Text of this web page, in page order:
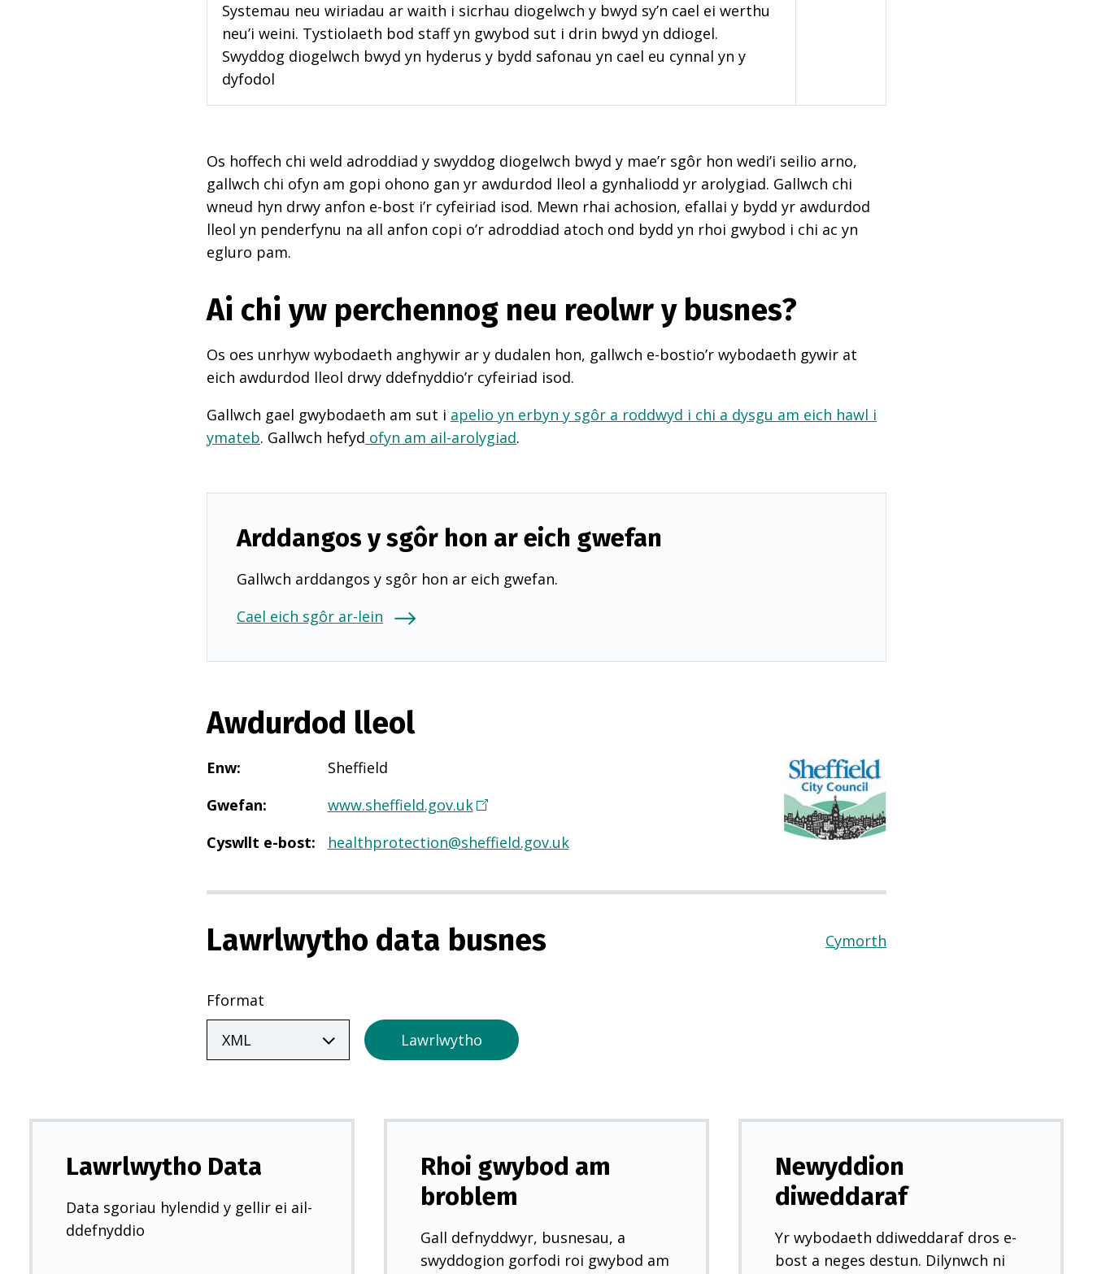
Systemau neu wiriadau ar waith i sicrhau diogelwch y bwyd sy’n cael ei werthu
neu’i weini. Tystiolaeth bod staff yn gwybod sut i drin bwyd yn ddiogel.
Swyddog diogelwch bwyd yn hyderus y bydd safonau yn cael eu cynnal yn y
dyfodol
Os hoffech chi weld adroddiad y swyddog diogelwch bwyd y mae’r sgôr hon wedi’i seilio arno,
gallwch chi ofyn am gopi ohono gan yr awdurdod lleol a gynhaliodd yr arolygiad. Gallwch chi
wneud hyn drwy anfon e-bost i’r cyfeiriad isod. Mewn rhai achosion, efallai y bydd yr awdurdod
lleol yn penderfynu na all anfon copi o’r adroddiad atoch ond bydd yn rhoi gwybod i chi ac yn
egluro pam.
Ai chi yw perchennog neu reolwr y busnes?
Os oes unrhyw wybodaeth anghywir ar y dudalen hon, gallwch e-bostio’r wybodaeth gywir at
eich awdurdod lleol drwy ddefnyddio’r cyfeiriad isod.
Gallwch gael gwybodaeth am sut i apelio yn erbyn y sgôr a roddwyd i chi a dysgu am eich hawl i
ymateb. Gallwch hefyd ofyn am ail-arolygiad.
Arddangos y sgôr hon ar eich gwefan
Gallwch arddangos y sgôr hon ar eich gwefan.
Cael eich sgôr ar-lein
Awdurdod lleol
Enw:
Sheffield
Gwefan: www.sheffield.gov.uk(
n
g
r
n
w
y
d
)
Cyswllt e-bost: healthprotection@sheffield.gov.uk
Lawrlwytho data busnes Cymorth
Fformat
Lawrlwytho
Lawrlwytho Data
Data sgoriau hylendid y gellir ei ail-
ddefnyddio
Rhoi gwybod am
broblem
Gall defnyddwyr, busnesau, a
swyddogion gorfodi roi gwybod am
Newyddion
diweddaraf
Yr wybodaeth ddiweddaraf dros e-
bost a neges destun. Dilynwch ni